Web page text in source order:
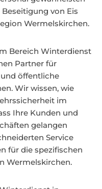
von Eis
Wermelskirchen.
Bereich Winterdienst
Partner für
öffentliche
Wir wissen, wie
im
Ihre Kunden und
gelangen
Service
für die spezifischen
Wermelskirchen.